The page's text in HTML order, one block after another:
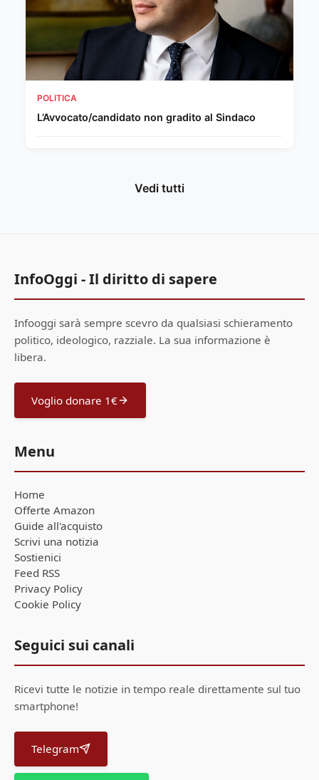
POLITICA
L’Avvocato/candidato non gradito al Sindaco
Vedi tutti
InfoOggi - Il diritto di sapere
Infooggi sarà sempre scevro da qualsiasi schieramento
politico, ideologico, razziale. La sua informazione è
libera.
Voglio donare 1€
Menu
Home
Offerte Amazon
Guide all'acquisto
Scrivi una notizia
Sostienici
Feed RSS
Privacy Policy
Cookie Policy
Seguici sui canali
Ricevi tutte le notizie in tempo reale direttamente sul tuo
smartphone!
Telegram